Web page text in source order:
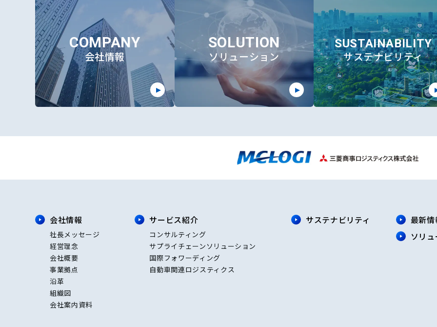
COMPANY
会社情報
SOLUTION
ソリューション
SUSTAINABILITY
サステナビリティ
会社情報
社長メッセージ
経営理念
会社概要
事業拠点
沿革
組織図
会社案内資料
サービス紹介
コンサルティング
サプライチェーンソリューション
国際フォワーディング
自動車関連ロジスティクス
サステナビリティ
最新情
ソリ